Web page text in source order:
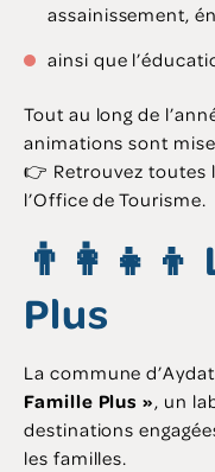
assainissement,
ainsi que
Tout au long de
animations sont
👉 Retrouvez toutes
l’Office de Tourisme.
Plus
La commune
Famille Plus », un
destinations
les familles.